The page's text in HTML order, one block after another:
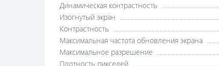
Динамическая контрастность
Изогнутый экран
Контрастность
Максимальная частота обновления экрана
Максимальное разрешение
Плотность пикселей